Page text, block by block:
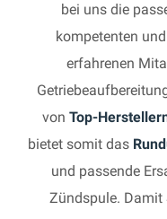
bei uns die
kompetenten
erfahrenen
von Top-
bietet somit das
und passende
Zündspule. Damit